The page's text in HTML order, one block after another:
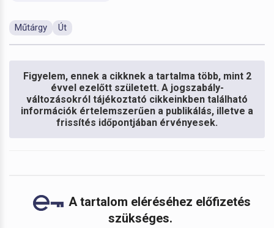
Műtárgy Út
Figyelem, ennek a cikknek a tartalma több, mint 2
évvel ezelőtt született. A jogszabály-
változásokról tájékoztató cikkeinkben található
információk értelemszerűen a publikálás, illetve a
frissítés időpontjában érvényesek.
A tartalom eléréséhez előfizetés
szükséges.